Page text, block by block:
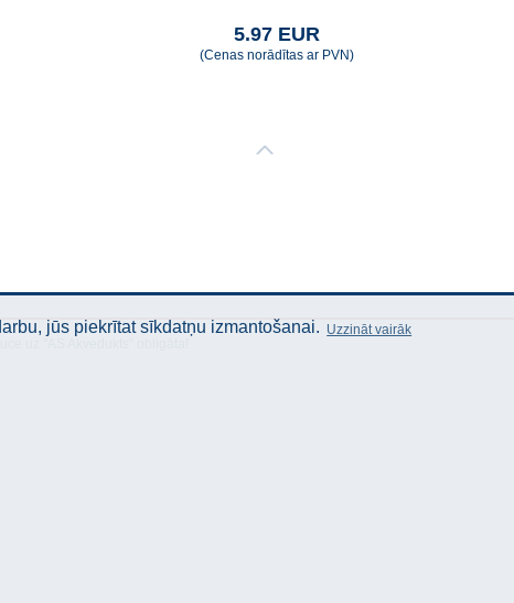
5.97 EUR
(Cenas norādītas ar PVN)
jūs piekrītat sīkdatņu izmantošanai. Uzzināt vairāk